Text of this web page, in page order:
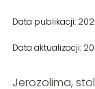
Data publikacji:
Data aktualizacji:
Jerozolima,